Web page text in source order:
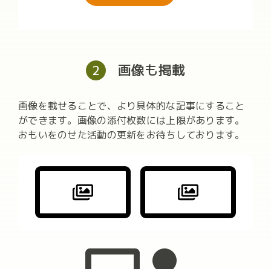
2 画像も掲載
画像を載せることで、より具体的な記事にすること
ができます。画像の添付枚数には上限があります。
おもいをのせた活動の更新をお待ちしております。